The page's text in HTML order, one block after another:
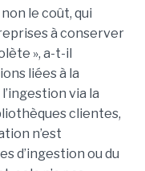
le coût, qui
à conserver
», a-t-il
liées à la
via la
clientes,
n’est
d’ingestion ou du